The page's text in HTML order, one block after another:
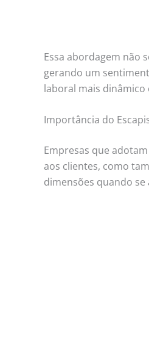
Essa abordagem não
gerando um
laboral mais
Importância do
Empresas que
aos clientes, como
dimensões quando